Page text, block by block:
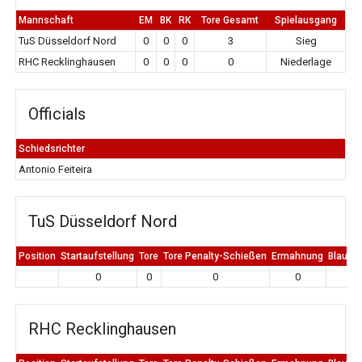
Mannschaft EM BK RK Tore Gesamt Spielausgang
TuS Düsseldorf Nord 0 0 0 3
Sieg
RHC Recklinghausen
0 0 0 0 Niederlage
Officials
Schiedsrichter
Antonio Feiteira
TuS Düsseldorf Nord
Position Startaufstellung Tore Tore Penalty-Schießen Ermahnung Blaue
0 0 0 0
RHC Recklinghausen